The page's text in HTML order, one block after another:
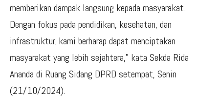
memberikan dampak langsung kepada masyarakat.
Dengan fokus pada pendidikan, kesehatan, dan
infrastruktur, kami berharap dapat menciptakan
masyarakat yang lebih sejahtera,” kata Sekda Rida
Ananda di Ruang Sidang DPRD setempat, Senin
(21/10/2024).